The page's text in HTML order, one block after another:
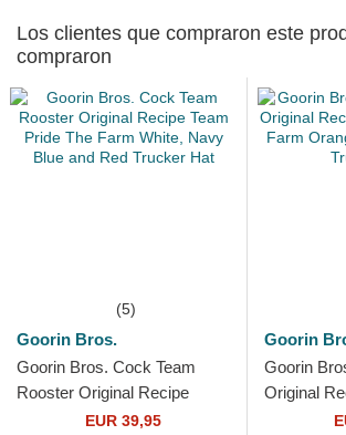
Los clientes que compraron este
compraron
(5)
Goorin Bros.
Goorin Bros. Cock Team
Rooster Original Recipe
Team Pride The Farm White,
EUR 39,95
Goorin
Goorin
Original
The Farm